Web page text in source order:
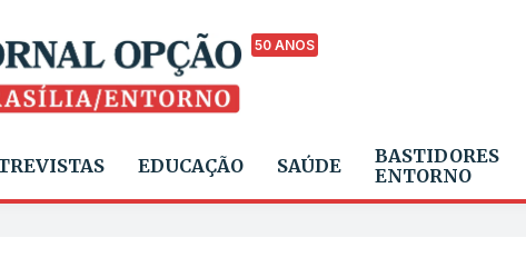
50 ANOS
EDUCAÇÃO SAÚDE
BASTIDORES
ENTORNO